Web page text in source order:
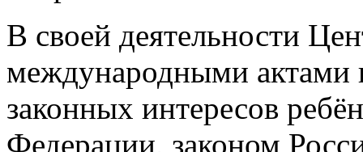
В своей деятельности
международными актами
законных интересов
Федерации, законом